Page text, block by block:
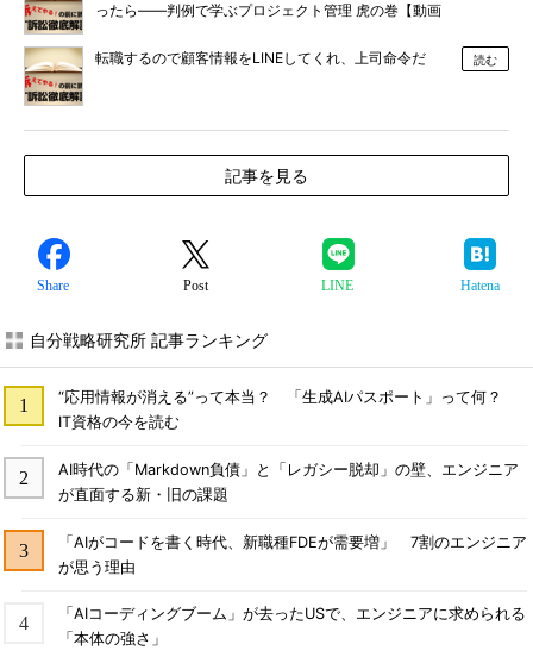
ったら――判例で学ぶプロジェクト管理 虎の巻【動画
転職するので顧客情報をLINEしてくれ、上司命令だ 読む
記事を見る
Share Post LINE Hatena
自分戦略研究所 記事ランキング
“応用情報が消える”って本当？ 「生成AIパスポート」って何？
IT資格の今を読む
AI時代の「Markdown負債」と「レガシー脱却」の壁、エンジニア
が直面する新・旧の課題
「AIがコードを書く時代、新職種FDEが需要増」 7割のエンジニア
が思う理由
「AIコーディングブーム」が去ったUSで、エンジニアに求められる
「本体の強さ」